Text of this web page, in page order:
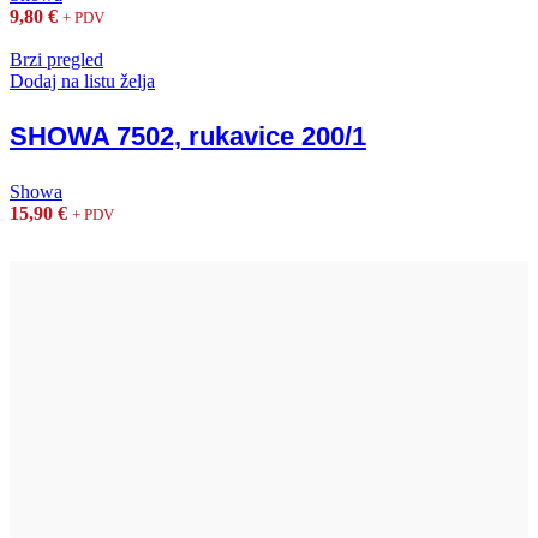
9,80 € + PDV
Brzi pregled
Dodaj na listu želja
SHOWA 7502, rukavice 200/1
Showa
15,90 € + PDV